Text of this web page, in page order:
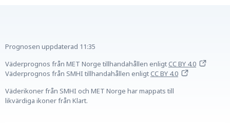
Prognosen uppdaterad 11:35
Väderprognos från MET Norge tillhandahållen enligtCC BY 4.0
Väderprognos från SMHI tillhandahållen enligtCC BY 4.0
Väderikoner från SMHI och MET Norge har mappats till
likvärdiga ikoner från Klart.